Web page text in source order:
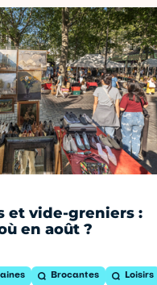
et vide-greniers :
en août ?
Brocantes Loisirs